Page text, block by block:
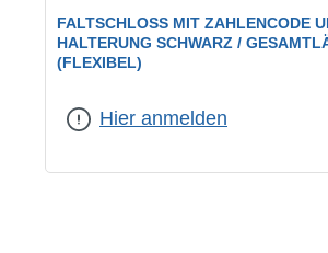
FALTSCHLOSS MIT ZAHLENCODE
HALTERUNG SCHWARZ /
(FLEXIBEL)
Hier anmelden